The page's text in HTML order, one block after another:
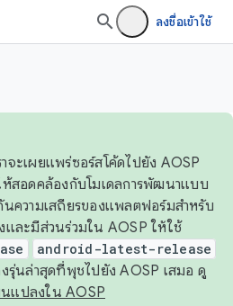
ลงชื่อเข้าใช้
ะเผยแพร่ซอร์สโค้ดไปยัง AOSP
สอดคล้องกับโมเดลการพัฒนาแบบ
ความเสถียรของแพลตฟอร์มสำหรับ
และมีส่วนร่วมใน AOSP ให้ใช้
android-latest-release
รุ่นล่าสุดที่พุชไปยัง AOSP เสมอ ดู
นแปลงใน AOSP